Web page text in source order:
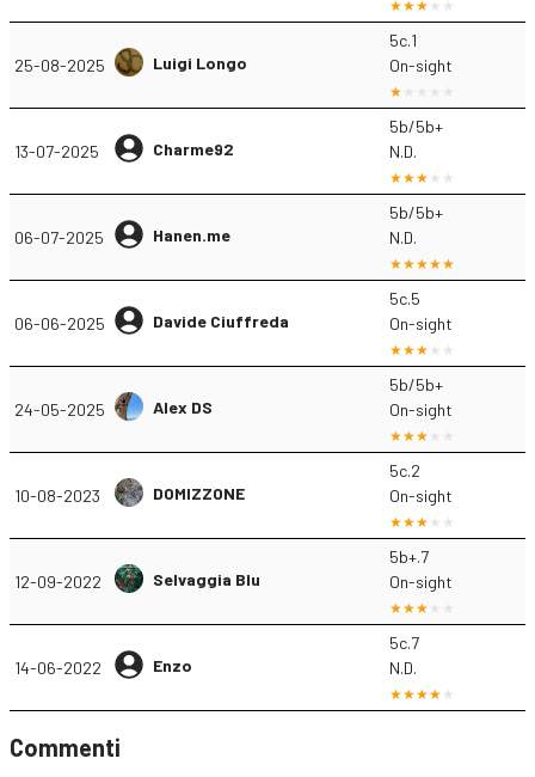
25-08-2025 Luigi Longo
5c.1
On-sight
13-07-2025 Charme92
5b/5b+
N.D.
06-07-2025 Hanen.me
5b/5b+
N.D.
06-06-2025 Davide Ciuffreda
5c.5
On-sight
24-05-2025 Alex DS
5b/5b+
On-sight
10-08-2023 DOMIZZONE
5c.2
On-sight
12-09-2022 Selvaggia Blu
5b+.7
On-sight
14-06-2022 Enzo
5c.7
N.D.
Commenti